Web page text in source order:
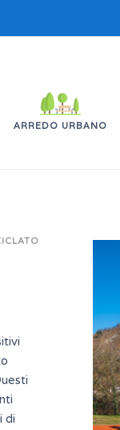
ARREDO URBANO
di